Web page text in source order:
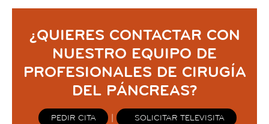
¿QUIERES CONTACTAR CON
NUESTRO EQUIPO DE
PROFESIONALES DE CIRUGÍA
DEL PÁNCREAS?
PEDIR CITA | SOLICITAR TELEVISITA